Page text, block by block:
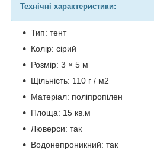
Технічні характеристики:
Тип: тент
Колір: сірий
Розмір: 3 × 5 м
Щільність: 110 г / м2
Матеріал: поліпропілен
Площа: 15 кв.м
Люверси: так
Водонепроникний: так